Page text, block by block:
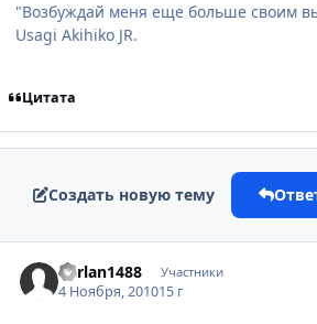
"Возбуждай меня еще больше своим
Usagi Akihiko JR.
Цитата
Создать новую тему
karlan1488 Участники
4 Ноября, 201015 г